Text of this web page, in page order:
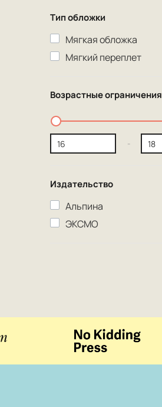
Тип обложки
Мягкая обложка
Мягкий переплет
Возрастные ограничения
-
Издательство
Альпина
ЭКСМО